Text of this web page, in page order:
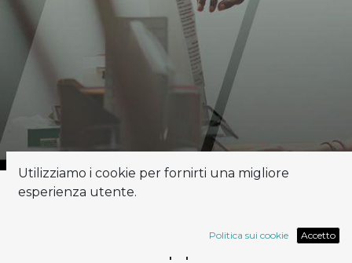
Utilizziamo i cookie per fornirti una migliore
esperienza utente.
Politica sui cookie Accetto